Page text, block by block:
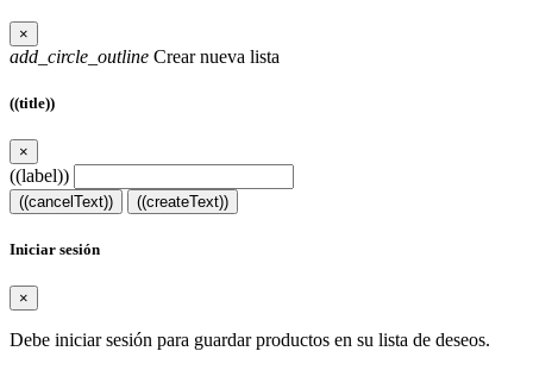
×
add_circle_outline Crear nueva lista
((title))
×
((label))
((cancelText)) ((createText))
Iniciar sesión
×
Debe iniciar sesión para guardar productos en su lista de deseos.